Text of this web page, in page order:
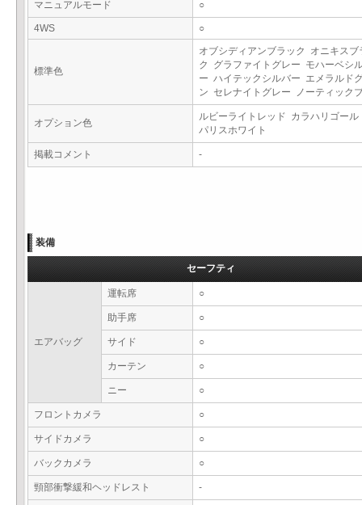
マニュアルモード
○
4WS ○
標準色
オブシディアンブラック オニキスブ
ク グラファイトグレー モハーベシ
ー ハイテックシルバー エメラルド
ン セレナイトグレー ノーティック
オプション色
ルビーライトレッド カラハリゴー
パリスホワイト
掲載コメント -
装備
セーフティ
エアバッグ
運転席 ○
助手席 ○
サイド ○
カーテン ○
ニー ○
フロントカメラ ○
サイドカメラ ○
バックカメラ ○
頸部衝撃緩和ヘッドレスト -